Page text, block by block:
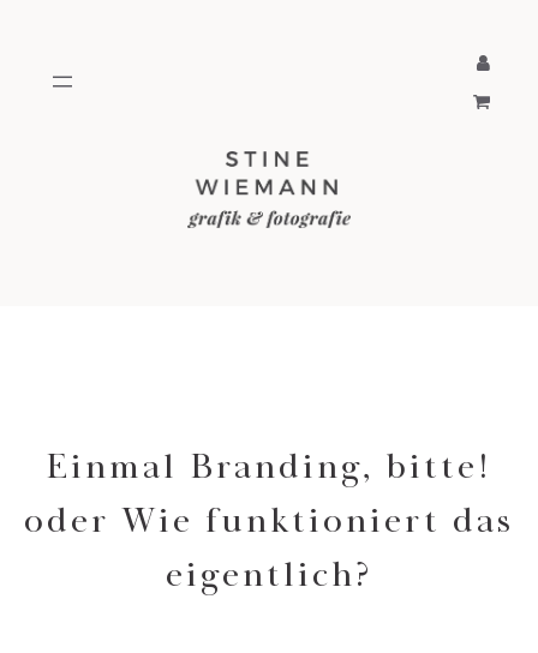
Einmal Branding, bitte!
oder Wie funktioniert das
eigentlich?